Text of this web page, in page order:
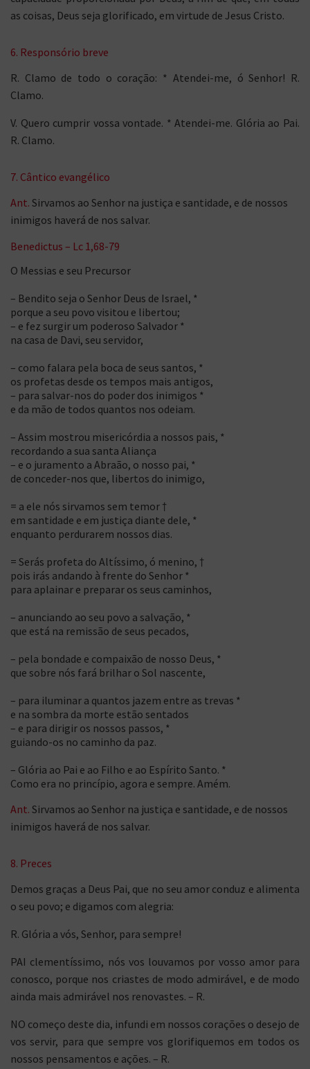
as coisas, Deus seja glorificado, em virtude de Jesus Cristo.
6. Responsório breve
R. Clamo de todo o coração: * Atendei-me, ó Senhor! R.
Clamo.
V. Quero cumprir vossa vontade. * Atendei-me. Glória ao Pai.
R. Clamo.
7. Cântico evangélico
Ant. Sirvamos ao Senhor na justiça e santidade, e de nossos
inimigos haverá de nos salvar.
Benedictus – Lc 1,68-79
O Messias e seu Precursor
– Bendito seja o Senhor Deus de Israel, *
porque a seu povo visitou e libertou;
– e fez surgir um poderoso Salvador *
na casa de Davi, seu servidor,
– como falara pela boca de seus santos, *
os profetas desde os tempos mais antigos,
– para salvar-nos do poder dos inimigos *
e da mão de todos quantos nos odeiam.
– Assim mostrou misericórdia a nossos pais, *
recordando a sua santa Aliança
– e o juramento a Abraão, o nosso pai, *
de conceder-nos que, libertos do inimigo,
= a ele nós sirvamos sem temor †
em santidade e em justiça diante dele, *
enquanto perdurarem nossos dias.
= Serás profeta do Altíssimo, ó menino, †
pois irás andando à frente do Senhor *
para aplainar e preparar os seus caminhos,
– anunciando ao seu povo a salvação, *
que está na remissão de seus pecados,
– pela bondade e compaixão de nosso Deus, *
que sobre nós fará brilhar o Sol nascente,
– para iluminar a quantos jazem entre as trevas *
e na sombra da morte estão sentados
– e para dirigir os nossos passos, *
guiando-os no caminho da paz.
– Glória ao Pai e ao Filho e ao Espírito Santo. *
Como era no princípio, agora e sempre. Amém.
Ant. Sirvamos ao Senhor na justiça e santidade, e de nossos
inimigos haverá de nos salvar.
8. Preces
Demos graças a Deus Pai, que no seu amor conduz e alimenta
o seu povo; e digamos com alegria:
R. Glória a vós, Senhor, para sempre!
PAI clementíssimo, nós vos louvamos por vosso amor para
conosco, porque nos criastes de modo admirável, e de modo
ainda mais admirável nos renovastes. – R.
NO começo deste dia, infundi em nossos corações o desejo de
vos servir, para que sempre vos glorifiquemos em todos os
nossos pensamentos e ações. – R.